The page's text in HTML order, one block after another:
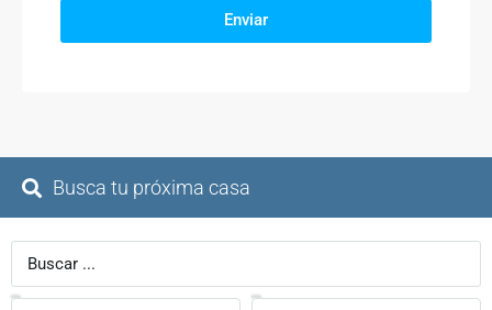
Enviar
Busca tu próxima casa